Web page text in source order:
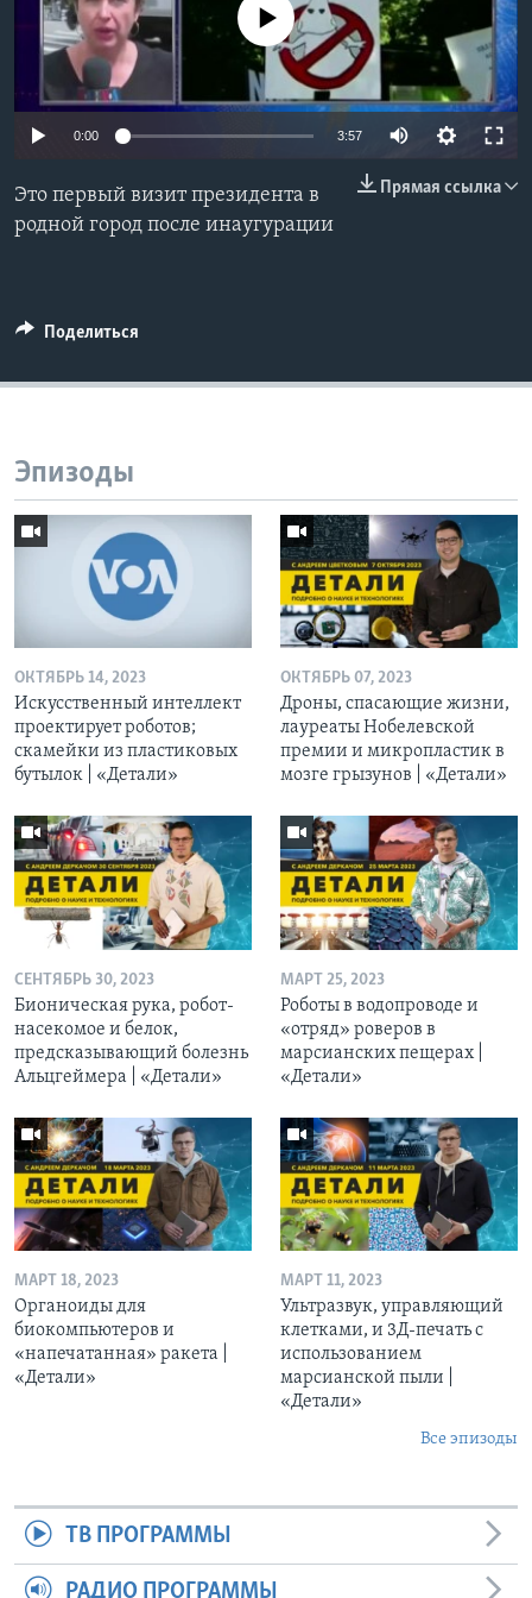
Learning English
СОЦИАЛЬНЫЕ СЕТИ
Языки
No media source currently available
0:00 3:57
Прямая ссылка
Это первый визит президента в
родной город после инаугурации
Поделиться
Эпизоды
ОКТЯБРЬ 14, 2023
Искусственный интеллект
проектирует роботов;
скамейки из пластиковых
бутылок | «Детали»
ОКТЯБРЬ 07, 2023
Дроны, спасающие жизни,
лауреаты Нобелевской
премии и микропластик в
мозге грызунов | «Детали»
СЕНТЯБРЬ 30, 2023
Бионическая рука, робот-
насекомое и белок,
предсказывающий болезнь
Альцгеймера | «Детали»
МАРТ 25, 2023
Роботы в водопроводе и
«отряд» роверов в
марсианских пещерах |
«Детали»
МАРТ 18, 2023
Органоиды для
биокомпьютеров и
«напечатанная» ракета |
«Детали»
МАРТ 11, 2023
Ультразвук, управляющий
клетками, и 3Д-печать c
использованием
марсианской пыли |
«Детали»
Все эпизоды
ТВ ПРОГРАММЫ
РАДИО ПРОГРАММЫ